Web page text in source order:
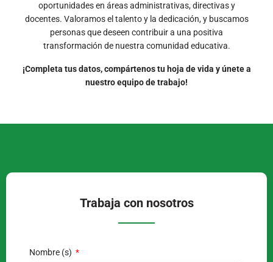
oportunidades en áreas administrativas, directivas y
docentes. Valoramos el talento y la dedicación, y buscamos
personas que deseen contribuir a una positiva
transformación de nuestra comunidad educativa.
¡Completa tus datos, compártenos tu hoja de vida y únete a
nuestro equipo de trabajo!
Trabaja con nosotros
Nombre (s)